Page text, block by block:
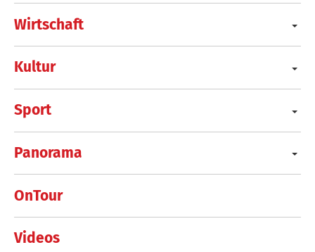
Wirtschaft
Kultur
Sport
Panorama
OnTour
Videos